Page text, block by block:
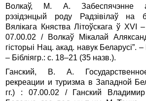
Волкаў, М. А. Забеспячэнне
рэзідэнцый роду Радзівілаў на
Вялікага Княства Літоўскага ў XVI
07.00.02 / Волкаў Мікалай
гісторыі Нац. акад. навук Беларусі”.
– Бібліягр.: с. 18–21 (35 назв.).
Ганский, В. А.
рекреации и туризма в Западной
гг.) : 07.00.02 / Ганский